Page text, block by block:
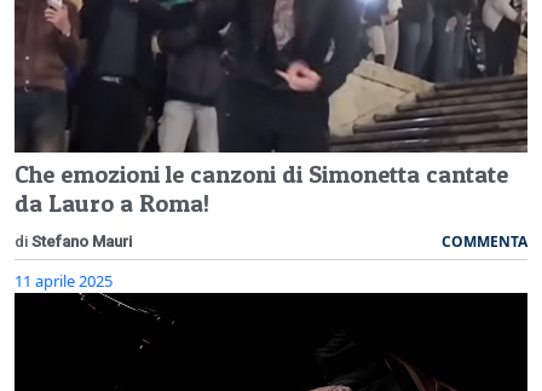
Che emozioni le canzoni di Simonetta cantate
da Lauro a Roma!
di Stefano Mauri COMMENTA
11 aprile 2025